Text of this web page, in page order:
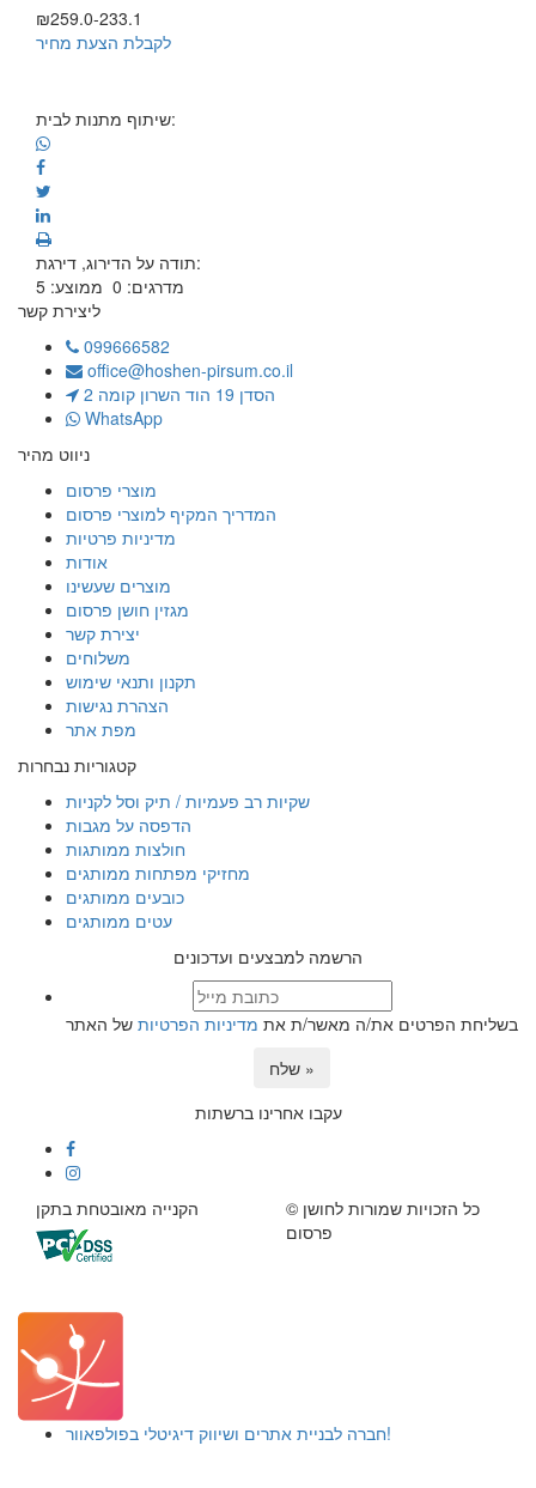
₪259.0-233.1
לקבלת הצעת מחיר
שיתוף מתנות לבית:
תודה על הדירוג, דירגת:
מדרגים: 0 ממוצע: 5
ליצירת קשר
099666582
office@hoshen-pirsum.co.il
הסדן 19 הוד השרון קומה 2
WhatsApp
ניווט מהיר
מוצרי פרסום
המדריך המקיף למוצרי פרסום
מדיניות פרטיות
אודות
מוצרים שעשינו
מגזין חושן פרסום
יצירת קשר
משלוחים
תקנון ותנאי שימוש
הצהרת נגישות
מפת אתר
קטגוריות נבחרות
שקיות רב פעמיות / תיק וסל לקניות
הדפסה על מגבות
חולצות ממותגות
מחזיקי מפתחות ממותגים
כובעים ממותגים
עטים ממותגים
הרשמה למבצעים ועדכונים
בשליחת הפרטים את/ה מאשר/ת את מדיניות הפרטיות של האתר
שלח »
עקבו אחרינו ברשתות
© כל הזכויות שמורות לחושן
פרסום
הקנייה מאובטחת בתקן
חברה לבניית אתרים ושיווק דיגיטלי בפולפאוור!